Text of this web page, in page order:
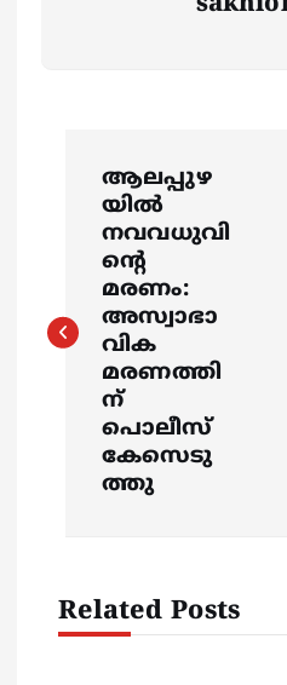
t
g
ആലപ്പുഴ
യിൽ
നവവധുവി
ൻ്റെ
മരണം:
അസ്വാഭാ
വിക
മരണത്തി
ന്
പൊലീസ്
കേസെടു
ത്തു
Related Posts